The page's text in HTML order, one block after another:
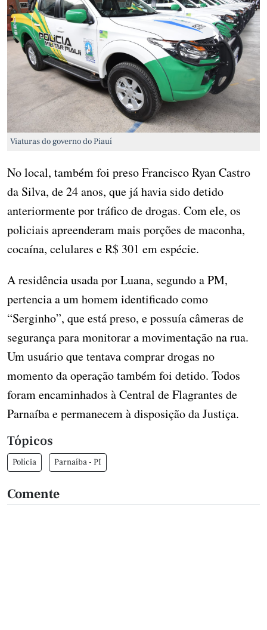
Viaturas do governo do Piauí
No local, também foi preso Francisco Ryan Castro
da Silva, de 24 anos, que já havia sido detido
anteriormente por tráfico de drogas. Com ele, os
policiais apreenderam mais porções de maconha,
cocaína, celulares e R$ 301 em espécie.
A residência usada por Luana, segundo a PM,
pertencia a um homem identificado como
“Serginho”, que está preso, e possuía câmeras de
segurança para monitorar a movimentação na rua.
Um usuário que tentava comprar drogas no
momento da operação também foi detido. Todos
foram encaminhados à Central de Flagrantes de
Parnaíba e permanecem à disposição da Justiça.
Tópicos
Polícia Parnaíba - PI
Comente